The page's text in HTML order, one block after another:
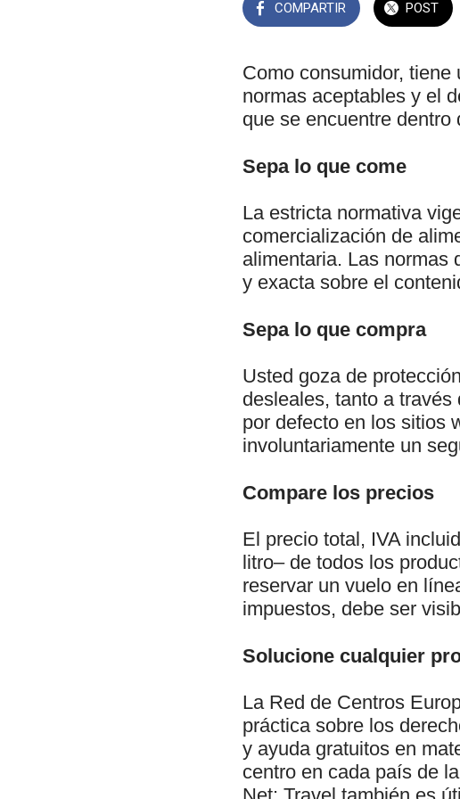
COMPARTIR POST
Como consumidor,
normas aceptables y el
que se encuentre dentro
Sepa lo que come
La estricta normativa
comercialización de
alimentaria. Las normas
y exacta sobre el
Sepa lo que compra
Usted goza de
desleales, tanto a
por defecto en los sitios
involuntariamente un
Compare los precios
El precio total, IVA
litro– de todos los
reservar un vuelo en
impuestos, debe ser
Solucione cualquier
La Red de Centros
práctica sobre los
y ayuda gratuitos en
centro en cada país de